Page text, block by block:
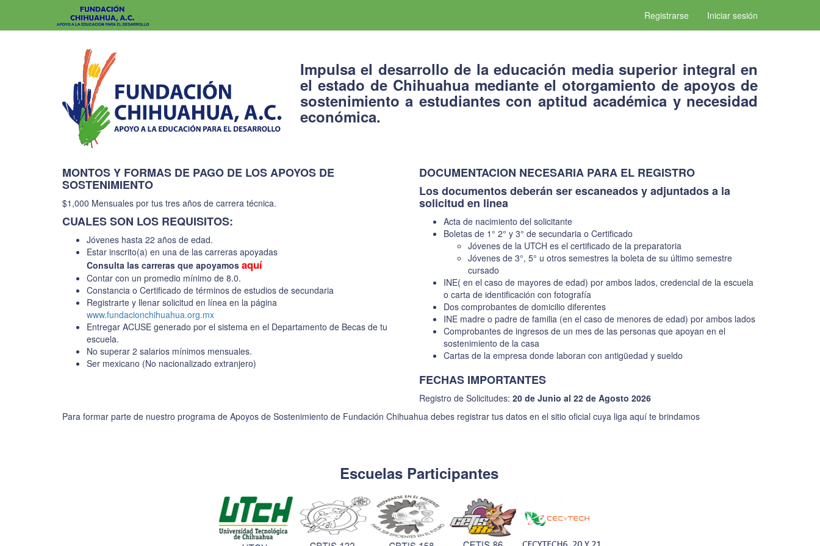
Registrarse Iniciar sesión
Impulsa el desarrollo de la educación media superior integral en
el estado de Chihuahua mediante el otorgamiento de apoyos de
sostenimiento a estudiantes con aptitud académica y necesidad
económica.
MONTOS Y FORMAS DE PAGO DE LOS APOYOS DE
SOSTENIMIENTO
$1,000 Mensuales por tus tres años de carrera técnica.
CUALES SON LOS REQUISITOS:
Jóvenes hasta 22 años de edad.
Estar inscrito(a) en una de las carreras apoyadas
Consulta las carreras que apoyamos aquí
Contar con un promedio mínimo de 8.0.
Constancia o Certificado de términos de estudios de secundaria
Registrarte y llenar solicitud en línea en la página
www.fundacionchihuahua.org.mx
Entregar ACUSE generado por el sistema en el Departamento de Becas de tu
escuela.
No superar 2 salarios mínimos mensuales.
Ser mexicano (No nacionalizado extranjero)
DOCUMENTACION NECESARIA PARA EL REGISTRO
Los documentos deberán ser escaneados y adjuntados a la
solicitud en linea
Acta de nacimiento del solicitante
Boletas de 1° 2° y 3° de secundaria o Certificado
Jóvenes de la UTCH es el certificado de la preparatoria
Jóvenes de 3°, 5° u otros semestres la boleta de su último semestre
cursado
INE( en el caso de mayores de edad) por ambos lados, credencial de la escuela
o carta de identificación con fotografía
Dos comprobantes de domicilio diferentes
INE madre o padre de familia (en el caso de menores de edad) por ambos lados
Comprobantes de ingresos de un mes de las personas que apoyan en el
sostenimiento de la casa
Cartas de la empresa donde laboran con antigüedad y sueldo
FECHAS IMPORTANTES
Registro de Solicitudes: 20 de Junio al 22 de Agosto 2026
Para formar parte de nuestro programa de Apoyos de Sostenimiento de Fundación Chihuahua debes registrar tus datos en el sitio oficial cuya liga aquí te brindamos
Escuelas Participantes